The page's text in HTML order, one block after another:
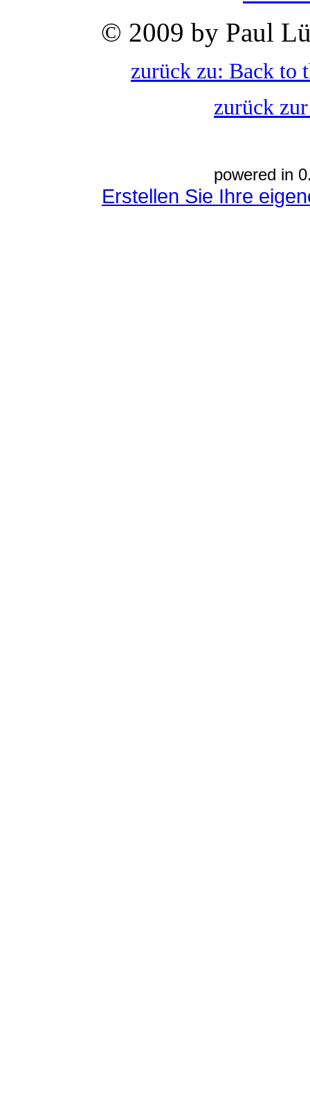
© 2009 by Paul
zurück zu: Back to
zurück
powered in
Erstellen Sie Ihre